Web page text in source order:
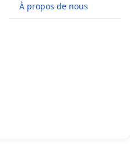
À propos de nous